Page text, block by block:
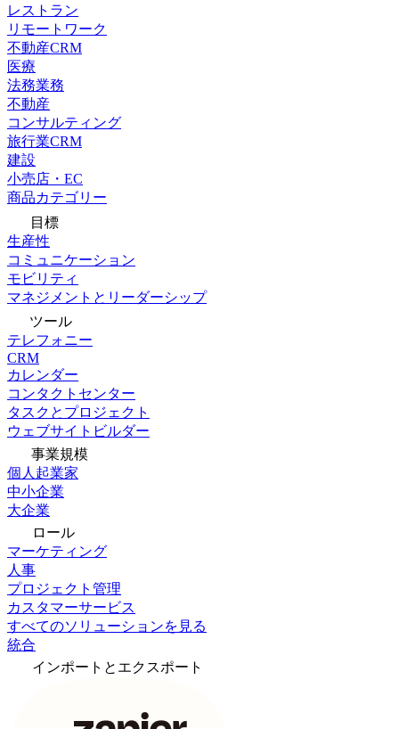
レストラン
リモートワーク
不動産CRM
医療
法務業務
不動産
コンサルティング
旅行業CRM
建設
小売店・EC
商品カテゴリー
目標
生産性
コミュニケーション
モビリティ
マネジメントとリーダーシップ
ツール
テレフォニー
CRM
カレンダー
コンタクトセンター
タスクとプロジェクト
ウェブサイトビルダー
事業規模
個人起業家
中小企業
大企業
ロール
マーケティング
人事
プロジェクト管理
カスタマーサービス
すべてのソリューションを見る
統合
インポートとエクスポート